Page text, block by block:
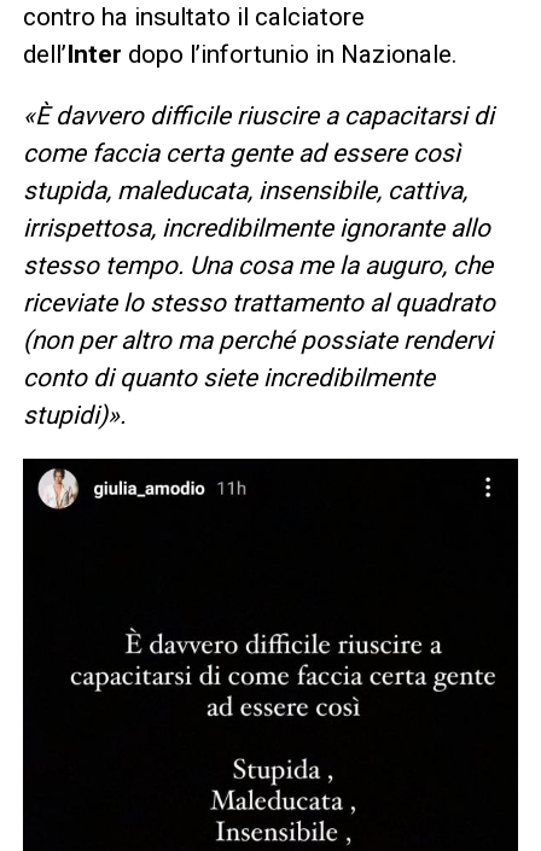
contro ha insultato il calciatore
dell’Inter dopo l’infortunio in Nazionale.
«È davvero difficile riuscire a capacitarsi di
come faccia certa gente ad essere così
stupida, maleducata, insensibile, cattiva,
irrispettosa, incredibilmente ignorante allo
stesso tempo. Una cosa me la auguro, che
riceviate lo stesso trattamento al quadrato
(non per altro ma perché possiate rendervi
conto di quanto siete incredibilmente
stupidi)».